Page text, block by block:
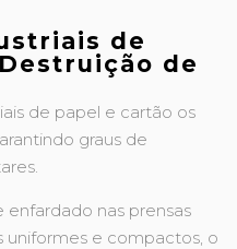
de
de
de papel e cartão os
graus de
nas prensas
uniformes e compactos, o